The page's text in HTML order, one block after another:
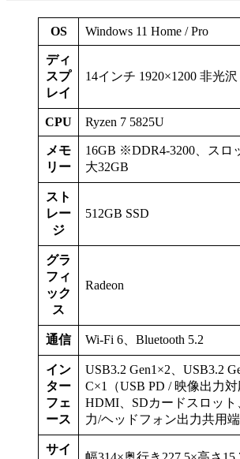
OS Windows 11 Home / Pro
ディ
スプ
レイ
14インチ 1920×1200 非光沢
CPU Ryzen 7 5825U
メモ
リー
16GB ※DDR4-3200、スロ
大32GB
スト
レー
ジ
512GB SSD
グラ
フィ
ック
ス
Radeon
通信 Wi-Fi 6、Bluetooth 5.2
イン
ター
フェ
ース
USB3.2 Gen1×2、USB3.2
C×1（USB PD / 映像出力対
HDMI、SDカードスロット
力/ヘッドフォン出力共用
サイ